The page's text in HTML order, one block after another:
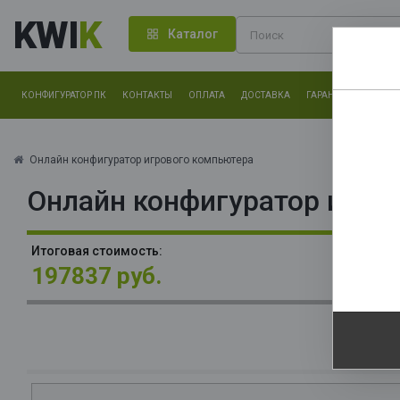
KWIK Каталог
КОНФИГУРАТОР ПК КОНТАКТЫ ОПЛАТА ДОСТАВКА ГАРАНТИЯ
Онлайн конфигуратор игрового компьютера
Онлайн конфигуратор
Итоговая стоимость:
197837 руб.